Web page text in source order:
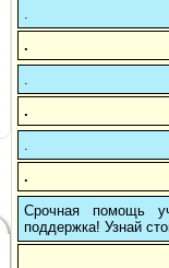
.
.
.
.
.
.
Срочная помощь
поддержка! Узнай